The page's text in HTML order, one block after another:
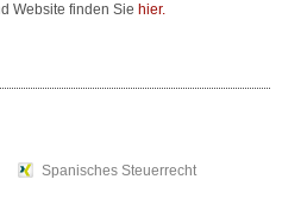
Website finden Sie hier.
Spanisches Steuerrecht